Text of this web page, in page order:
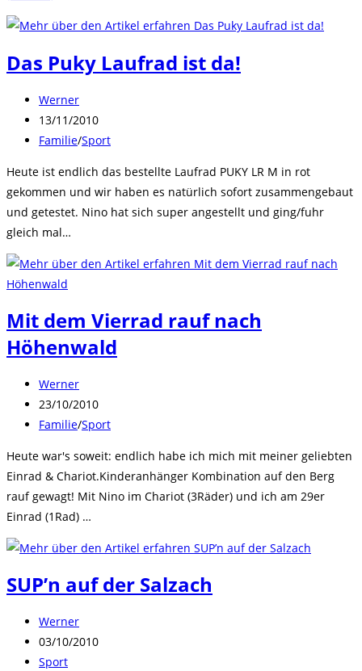
Das Puky Laufrad ist da!
Beitrags-
Autor:
Werner
Beitrag
veröffentlicht:
13/11/2010
Beitrags-
Familie/Sport
Heute ist endlich das bestellte Laufrad PUKY LR M in rot
gekommen und wir haben es natürlich sofort zusammengebaut
und getestet. Nino hat sich super angestellt und ging/fuhr
gleich mal…
Mit dem Vierrad rauf nach
Höhenwald
Beitrags-
Autor:
Werner
Beitrag
veröffentlicht:
23/10/2010
Beitrags-
Familie/Sport
Heute war's soweit: endlich habe ich mich mit meiner geliebten
Einrad & Chariot.Kinderanhänger Kombination auf den Berg
rauf gewagt! Mit Nino im Chariot (3Räder) und ich am 29er
Einrad (1Rad) …
SUP’n auf der Salzach
Beitrags-
Autor:
Werner
Beitrag
veröffentlicht:
03/10/2010
Beitrags-
Sport